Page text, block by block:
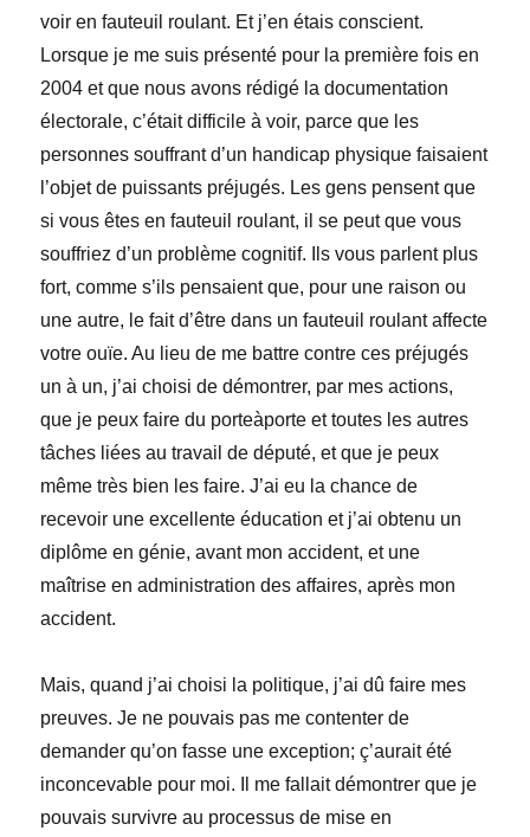
voir en fauteuil roulant. Et j’en étais conscient.
Lorsque je me suis présenté pour la première fois en
2004 et que nous avons rédigé la documentation
électorale, c’était difficile à voir, parce que les
personnes souffrant d’un handicap physique faisaient
l’objet de puissants préjugés. Les gens pensent que
si vous êtes en fauteuil roulant, il se peut que vous
souffriez d’un problème cognitif. Ils vous parlent plus
fort, comme s’ils pensaient que, pour une raison ou
une autre, le fait d’être dans un fauteuil roulant affecte
votre ouïe. Au lieu de me battre contre ces préjugés
un à un, j’ai choisi de démontrer, par mes actions,
que je peux faire du porteàporte et toutes les autres
tâches liées au travail de député, et que je peux
même très bien les faire. J’ai eu la chance de
recevoir une excellente éducation et j’ai obtenu un
diplôme en génie, avant mon accident, et une
maîtrise en administration des affaires, après mon
accident.
Mais, quand j’ai choisi la politique, j’ai dû faire mes
preuves. Je ne pouvais pas me contenter de
demander qu’on fasse une exception; ç’aurait été
inconcevable pour moi. Il me fallait démontrer que je
pouvais survivre au processus de mise en